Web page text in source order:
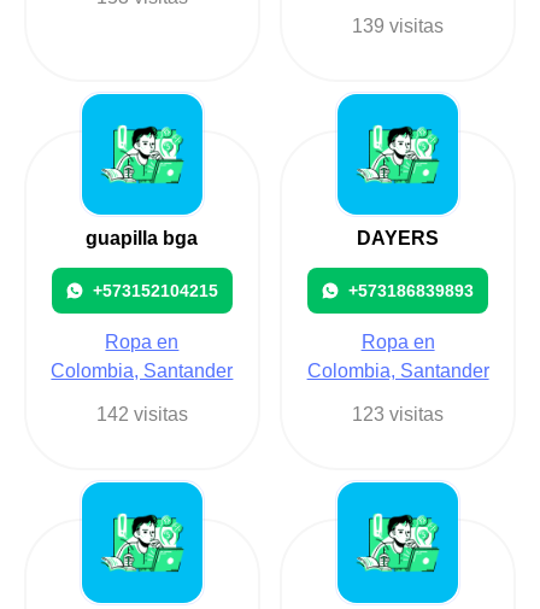
139 visitas
guapilla bga
+573152104215
Ropa en
Colombia, Santander
142 visitas
DAYERS
+573186839893
Ropa en
Colombia, Santander
123 visitas